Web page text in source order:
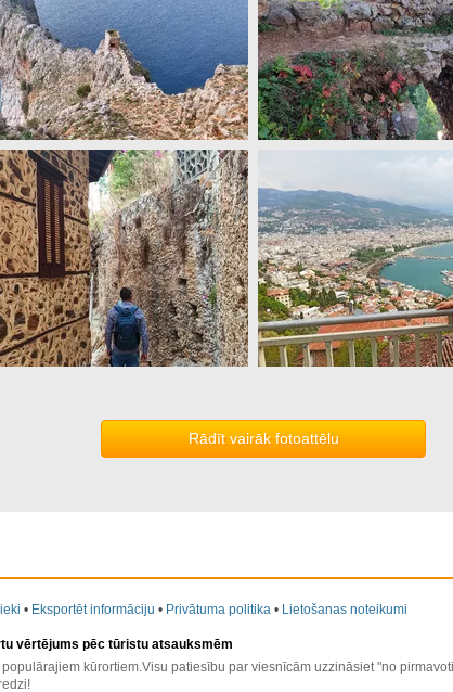
Rādīt vairāk fotoattēlu
• Eksportēt informāciju • Privātuma politika • Lietošanas noteikumi
vērtējums pēc tūristu atsauksmēm
kūrortiem.Visu patiesību par viesnīcām uzzināsiet "no